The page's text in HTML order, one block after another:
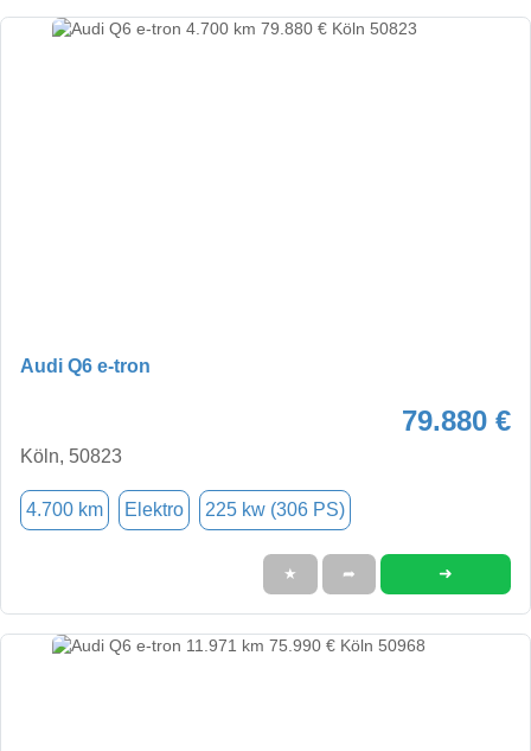
Audi Q6 e-tron
79.880 €
Köln, 50823
4.700 km Elektro 225 kw (306 PS)
★ ➦ ➜